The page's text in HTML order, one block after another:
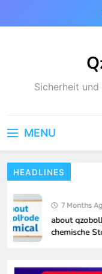
Sicherheit
MENU
HEADLINES
7 Months Ago
about
chemische